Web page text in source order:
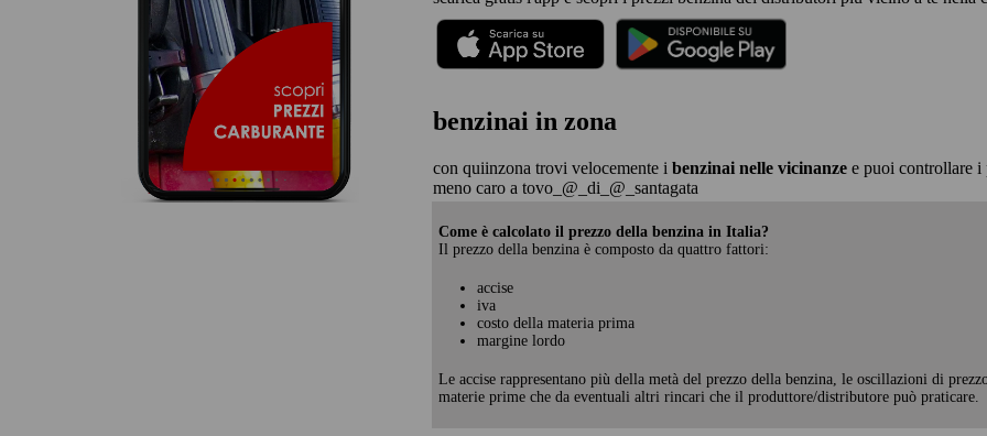
benzinai in zona
con quiinzona trovi velocemente i benzinai nelle vicinanze e puoi controllare i
meno caro a tovo_@_di_@_santagata
Come è calcolato il prezzo della benzina in Italia?
Il prezzo della benzina è composto da quattro fattori:
accise
iva
costo della materia prima
margine lordo
Le accise rappresentano più della metà del prezzo della benzina, le oscillazioni di
materie prime che da eventuali altri rincari che il produttore/distributore può praticare.